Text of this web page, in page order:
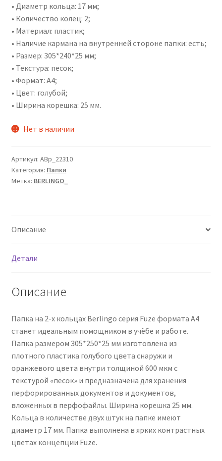
• Диаметр кольца: 17 мм;
• Количество колец: 2;
• Материал: пластик;
• Наличие кармана на внутренней стороне папки: есть;
• Размер: 305*240*25 мм;
• Текстура: песок;
• Формат: А4;
• Цвет: голубой;
• Ширина корешка: 25 мм.
Нет в наличии
Артикул: ABp_22310
Категория: Папки
Метка: BERLINGO_
Описание
Детали
Описание
Папка на 2-х кольцах Berlingo серия Fuze формата А4
станет идеальным помощником в учёбе и работе.
Папка размером 305*250*25 мм изготовлена из
плотного пластика голубого цвета снаружи и
оранжевого цвета внутри толщиной 600 мкм с
текстурой «песок» и предназначена для хранения
перфорированных документов и документов,
вложенных в перфофайлы. Ширина корешка 25 мм.
Кольца в количестве двух штук на папке имеют
диаметр 17 мм. Папка выполнена в ярких контрастных
цветах концепции Fuze.